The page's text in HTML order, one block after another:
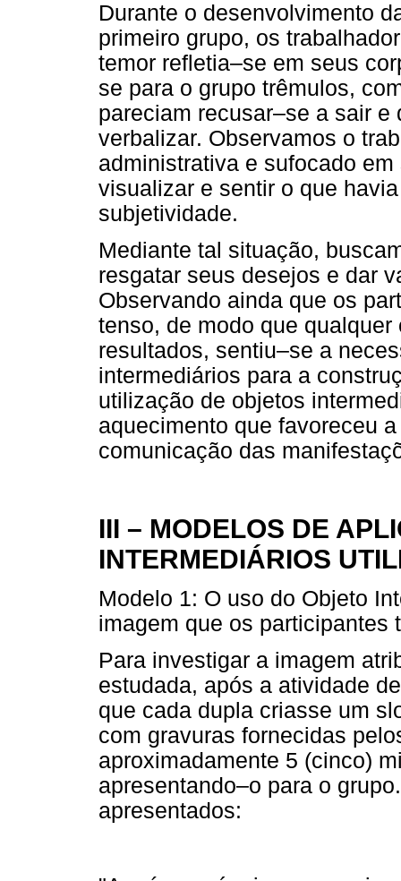
Durante o desenvolvimento
primeiro grupo, os
temor refletia–se em seus
se para o grupo trêmulos,
pareciam recusar–se a sair
verbalizar. Observamos o
administrativa e sufocado
visualizar e sentir o que
subjetividade.
Mediante tal situação,
resgatar seus desejos e dar
Observando ainda que os
tenso, de modo que
resultados, sentiu–se a
intermediários para a
utilização de objetos
aquecimento que favoreceu
comunicação das
III – MODELOS DE
INTERMEDIÁRIOS
Modelo 1: O uso do Objeto
imagem que os participantes
Para investigar a imagem
estudada, após a atividade
que cada dupla criasse um
com gravuras fornecidas
aproximadamente 5 (cinco)
apresentando–o para o
apresentados: